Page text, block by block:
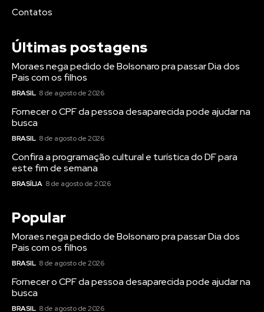
Contatos
Últimas postagens
Moraes nega pedido de Bolsonaro pra passar Dia dos
Pais com os filhos
BRASIL 8 de agosto de 2026
Fornecer o CPF da pessoa desaparecida pode ajudar na
busca
BRASIL 8 de agosto de 2026
Confira a programação cultural e turística do DF para
este fim de semana
BRASÍLIA 8 de agosto de 2026
Popular
Moraes nega pedido de Bolsonaro pra passar Dia dos
Pais com os filhos
BRASIL 8 de agosto de 2026
Fornecer o CPF da pessoa desaparecida pode ajudar na
busca
BRASIL 8 de agosto de 2026